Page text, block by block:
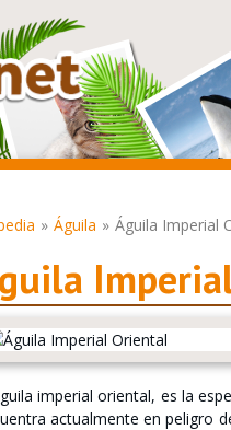
Águila Águila Imperial
imperial oriental, es la
actualmente en peligro